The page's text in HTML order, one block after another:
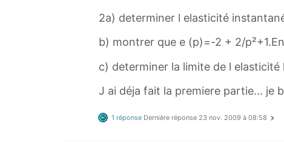
2a) determiner l elasticité
b) montrer que e (p)=-2 + 2/
c) determiner la limite de l
J ai déja fait la premiere partie... je
1 réponse Dernière réponse 23 nov. 2009 à 08:58